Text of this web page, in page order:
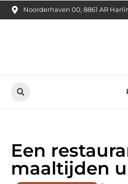
Noorderhaven 00, 8861 AR
Een
maaltijden